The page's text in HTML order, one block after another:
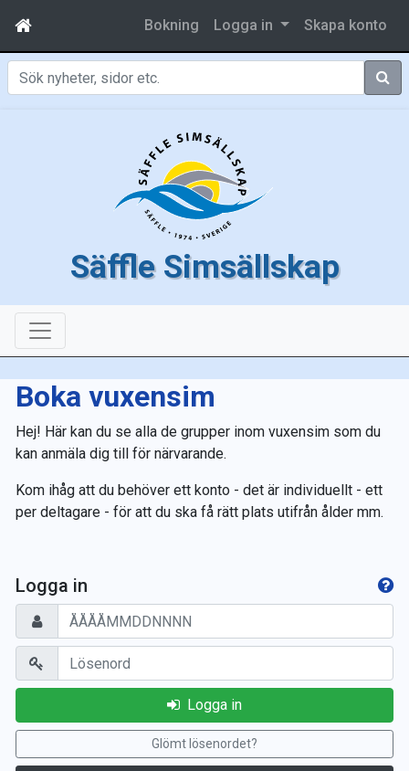
Bokning Logga in Skapa konto
Sök
Säffle Simsällskap
Boka vuxensim
Hej! Här kan du se alla de grupper inom vuxensim som du
kan anmäla dig till för närvarande.
Kom ihåg att du behöver ett konto - det är individuellt - ett
per deltagare - för att du ska få rätt plats utifrån ålder mm.
Logga in
Logga in
Glömt lösenordet?